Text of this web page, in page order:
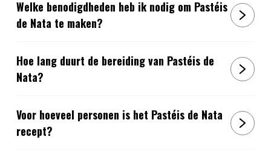
Welke benodigdheden heb ik nodig om Pastéis
de Nata te maken?
Hoe lang duurt de bereiding van Pastéis de
Nata?
Voor hoeveel personen is het Pastéis de Nata
recept?